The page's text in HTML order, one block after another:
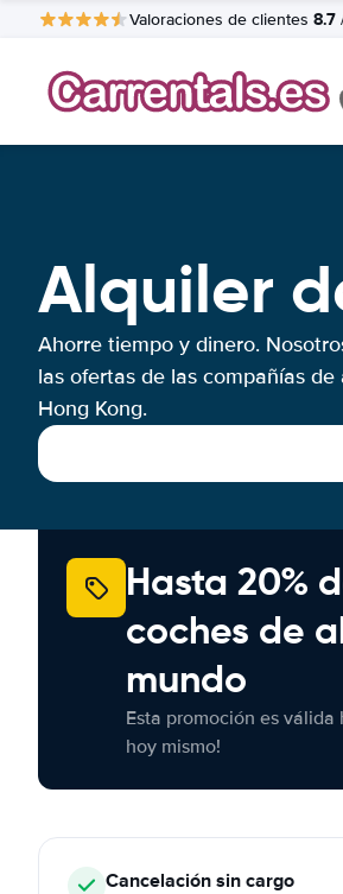
Valoraciones de clientes 8.7
Alquiler
Ahorre tiempo y dinero.
las ofertas de las compañías
Hong Kong.
Hasta 20%
coches de
mundo
Esta promoción es válida
hoy mismo!
Cancelaciónsin cargo